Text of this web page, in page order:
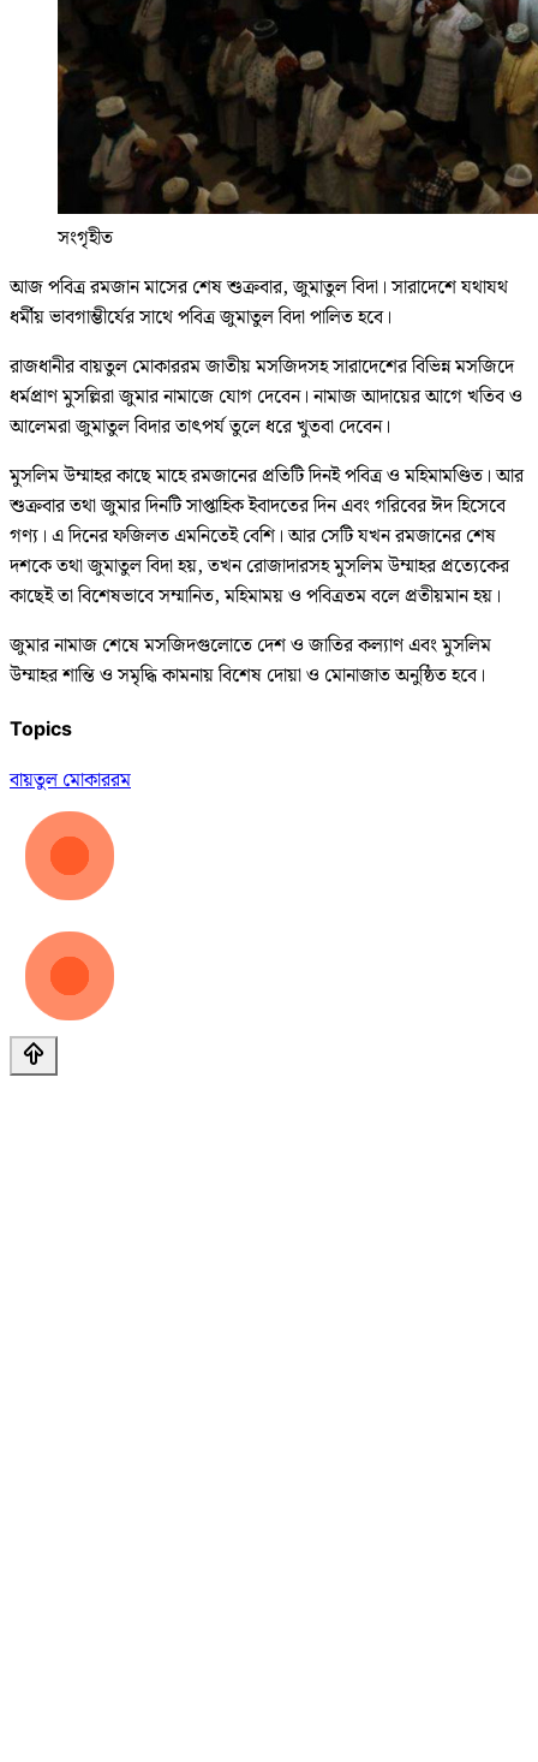
সংগৃহীত
আজ পবিত্র রমজান মাসের শেষ শুক্রবার, জুমাতুল বিদা। সারাদেশে যথাযথ
ধর্মীয় ভাবগাম্ভীর্যের সাথে পবিত্র জুমাতুল বিদা পালিত হবে।
রাজধানীর বায়তুল মোকাররম জাতীয় মসজিদসহ সারাদেশের বিভিন্ন মসজিদে
ধর্মপ্রাণ মুসল্লিরা জুমার নামাজে যোগ দেবেন। নামাজ আদায়ের আগে খতিব ও
আলেমরা জুমাতুল বিদার তাৎপর্য তুলে ধরে খুতবা দেবেন।
মুসলিম উম্মাহর কাছে মাহে রমজানের প্রতিটি দিনই পবিত্র ও মহিমামণ্ডিত। আর
শুক্রবার তথা জুমার দিনটি সাপ্তাহিক ইবাদতের দিন এবং গরিবের ঈদ হিসেবে
গণ্য। এ দিনের ফজিলত এমনিতেই বেশি। আর সেটি যখন রমজানের শেষ
দশকে তথা জুমাতুল বিদা হয়, তখন রোজাদারসহ মুসলিম উম্মাহর প্রত্যেকের
কাছেই তা বিশেষভাবে সম্মানিত, মহিমাময় ও পবিত্রতম বলে প্রতীয়মান হয়।
জুমার নামাজ শেষে মসজিদগুলোতে দেশ ও জাতির কল্যাণ এবং মুসলিম
উম্মাহর শান্তি ও সমৃদ্ধি কামনায় বিশেষ দোয়া ও মোনাজাত অনুষ্ঠিত হবে।
Topics
বায়তুল মোকাররম